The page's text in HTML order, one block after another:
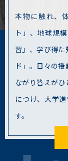
本物に触れ、
ト」、地球規
習」、学び得た
ド」。日々の
ながり答えが
につけ、大学
す。